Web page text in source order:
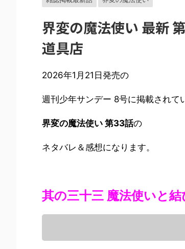
界変の魔法使い 最新
道具店
2026年1月21日発売の
週刊少年サンデー 8号に掲載されて
界変の魔法使い 第33話の
ネタバレ＆感想になります。
其の三十三 魔法使いと